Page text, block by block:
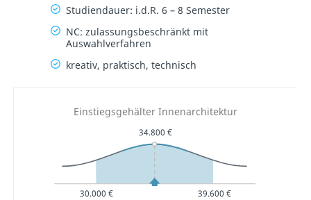
Studiendauer: i.d.R. 6 – 8 Semester
NC: zulassungsbeschränkt mit
Auswahlverfahren
kreativ, praktisch, technisch
Einstiegsgehälter Innenarchitektur
30.000 €
34.800 €
39.600 €